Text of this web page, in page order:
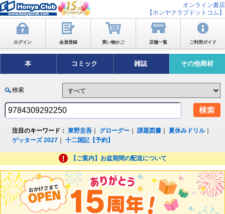
オンライン書店
【ホンヤクラブドットコム】
ログイン 会員登録 買い物かご 店舗一覧 ご利用ガイド
本 コミック 雑誌 その他商材
検索
注目のキーワード： 東野圭吾 グローグー ｜課題図書 ｜夏休みドリル｜
ゲッターズ 2027 ｜十二国記【予約】
【ご案内】お盆期間の配送について